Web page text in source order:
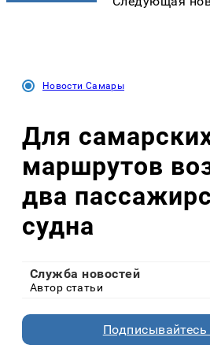
Новости Самары
Для
маршрутов
два
судна
Служба новостей
Автор статьи
Подписывайтесь